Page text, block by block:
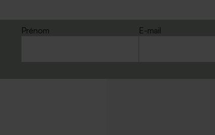
Prénom
E-mail